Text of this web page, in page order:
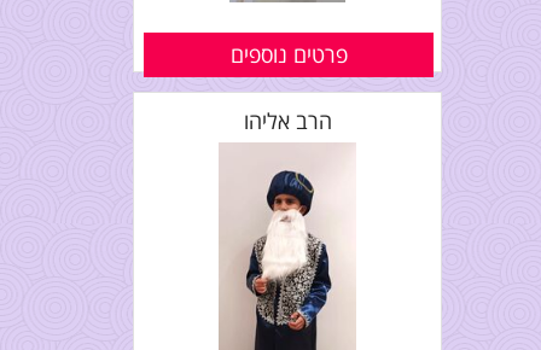
פרטים נוספים
הרב אליהו